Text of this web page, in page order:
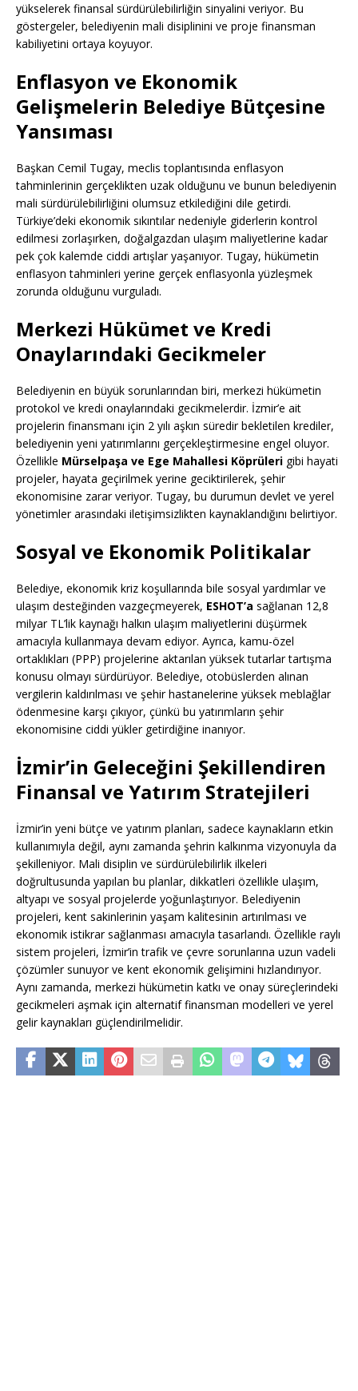
yükselerek finansal sürdürülebilirliğin sinyalini veriyor. Bu
göstergeler, belediyenin mali disiplinini ve proje finansman
kabiliyetini ortaya koyuyor.
Enflasyon ve Ekonomik
Gelişmelerin Belediye Bütçesine
Yansıması
Başkan Cemil Tugay, meclis toplantısında enflasyon
tahminlerinin gerçeklikten uzak olduğunu ve bunun belediyenin
mali sürdürülebilirliğini olumsuz etkilediğini dile getirdi.
Türkiye’deki ekonomik sıkıntılar nedeniyle giderlerin kontrol
edilmesi zorlaşırken, doğalgazdan ulaşım maliyetlerine kadar
pek çok kalemde ciddi artışlar yaşanıyor. Tugay, hükümetin
enflasyon tahminleri yerine gerçek enflasyonla yüzleşmek
zorunda olduğunu vurguladı.
Merkezi Hükümet ve Kredi
Onaylarındaki Gecikmeler
Belediyenin en büyük sorunlarından biri, merkezi hükümetin
protokol ve kredi onaylarındaki gecikmelerdir. İzmir’e ait
projelerin finansmanı için 2 yılı aşkın süredir bekletilen krediler,
belediyenin yeni yatırımlarını gerçekleştirmesine engel oluyor.
Özellikle Mürselpaşa ve Ege Mahallesi Köprüleri gibi hayati
projeler, hayata geçirilmek yerine geciktirilerek, şehir
ekonomisine zarar veriyor. Tugay, bu durumun devlet ve yerel
yönetimler arasındaki iletişimsizlikten kaynaklandığını belirtiyor.
Sosyal ve Ekonomik Politikalar
Belediye, ekonomik kriz koşullarında bile sosyal yardımlar ve
ulaşım desteğinden vazgeçmeyerek, ESHOT’a sağlanan 12,8
milyar TL’lik kaynağı halkın ulaşım maliyetlerini düşürmek
amacıyla kullanmaya devam ediyor. Ayrıca, kamu-özel
ortaklıkları (PPP) projelerine aktarılan yüksek tutarlar tartışma
konusu olmayı sürdürüyor. Belediye, otobüslerden alınan
vergilerin kaldırılması ve şehir hastanelerine yüksek meblağlar
ödenmesine karşı çıkıyor, çünkü bu yatırımların şehir
ekonomisine ciddi yükler getirdiğine inanıyor.
İzmir’in Geleceğini Şekillendiren
Finansal ve Yatırım Stratejileri
İzmir’in yeni bütçe ve yatırım planları, sadece kaynakların etkin
kullanımıyla değil, aynı zamanda şehrin kalkınma vizyonuyla da
şekilleniyor. Mali disiplin ve sürdürülebilirlik ilkeleri
doğrultusunda yapılan bu planlar, dikkatleri özellikle ulaşım,
altyapı ve sosyal projelerde yoğunlaştırıyor. Belediyenin
projeleri, kent sakinlerinin yaşam kalitesinin artırılması ve
ekonomik istikrar sağlanması amacıyla tasarlandı. Özellikle raylı
sistem projeleri, İzmir’in trafik ve çevre sorunlarına uzun vadeli
çözümler sunuyor ve kent ekonomik gelişimini hızlandırıyor.
Aynı zamanda, merkezi hükümetin katkı ve onay süreçlerindeki
gecikmeleri aşmak için alternatif finansman modelleri ve yerel
gelir kaynakları güçlendirilmelidir.